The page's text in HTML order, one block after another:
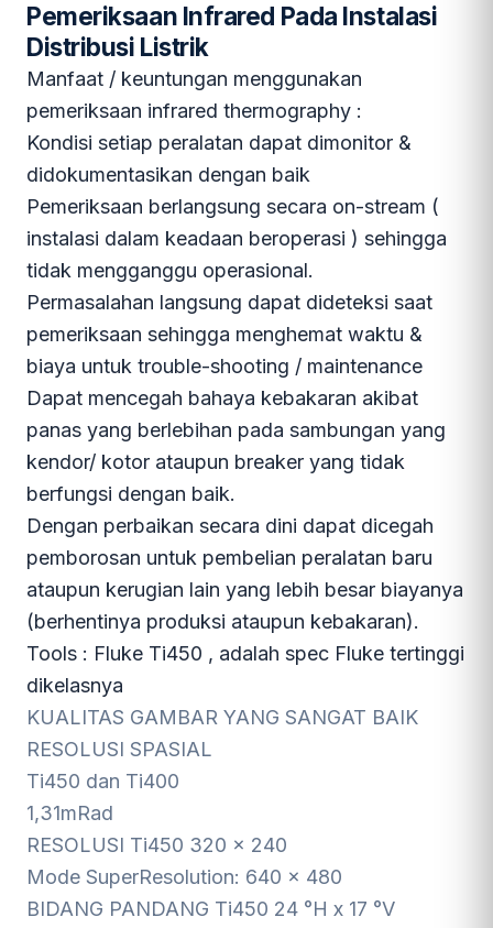
Pemeriksaan Infrared Pada Instalasi
Distribusi Listrik
Manfaat / keuntungan menggunakan
pemeriksaan infrared thermography :
Kondisi setiap peralatan dapat dimonitor &
didokumentasikan dengan baik
Pemeriksaan berlangsung secara on-stream (
instalasi dalam keadaan beroperasi ) sehingga
tidak mengganggu operasional.
Permasalahan langsung dapat dideteksi saat
pemeriksaan sehingga menghemat waktu &
biaya untuk trouble-shooting / maintenance
Dapat mencegah bahaya kebakaran akibat
panas yang berlebihan pada sambungan yang
kendor/ kotor ataupun breaker yang tidak
berfungsi dengan baik.
Dengan perbaikan secara dini dapat dicegah
pemborosan untuk pembelian peralatan baru
ataupun kerugian lain yang lebih besar biayanya
(berhentinya produksi ataupun kebakaran).
Tools : Fluke Ti450 , adalah spec Fluke tertinggi
dikelasnya
KUALITAS GAMBAR YANG SANGAT BAIK
RESOLUSI SPASIAL
Ti450 dan Ti400
1,31mRad
RESOLUSI Ti450 320 x 240
Mode SuperResolution: 640 x 480
BIDANG PANDANG Ti450 24 °H x 17 °V